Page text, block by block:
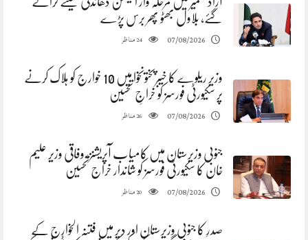
گئے، بلاول بھٹو پھر برس پڑے
07/08/2026
24مناظر
وزیر ریلوے کا خیبرپختونخوا میں 10 خوارج کو ہلاک کرنے
پر سکیورٹی فورسز کو خراجِ تحسین
07/08/2026
26مناظر
جنوبی وزیرستان میں کامیاب آپریشنز، وفاقی وزیر علیم
خان کا سکیورٹی فورسز کو شاندار خراج تحسین
07/08/2026
20مناظر
صدرِ کا جنوبی وزیرستان اور دیر میں فتنہ الخوارج کے